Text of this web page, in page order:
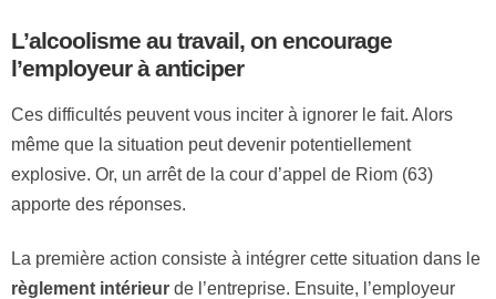
L’alcoolisme au travail, on encourage
l’employeur à anticiper
Ces difficultés peuvent vous inciter à ignorer le fait. Alors
même que la situation peut devenir potentiellement
explosive. Or, un arrêt de la cour d’appel de Riom (63)
apporte des réponses.
La première action consiste à intégrer cette situation dans le
règlement intérieur de l’entreprise. Ensuite, l’employeur